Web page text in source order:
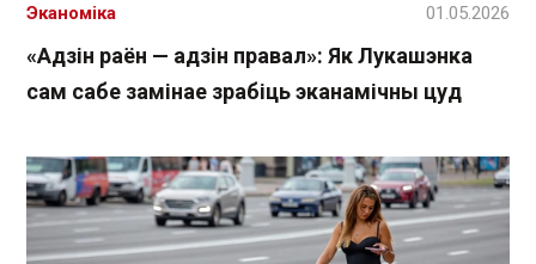
«Адзін раён — адзін правал»: Як Лукашэнка
сам сабе замінае зрабіць эканамічны цуд
Эканоміка 01.05.2026